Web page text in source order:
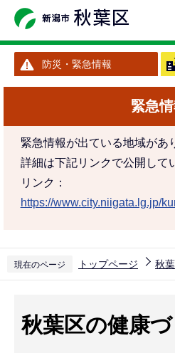
ジ
先
防災・緊急情報
緊急
緊急情報が出ている地域があ
詳細は下記リンクで公開して
リンク：
https://www.city.niigata.lg.jp/
現在のページ トップページ 秋
秋葉区の健康づ